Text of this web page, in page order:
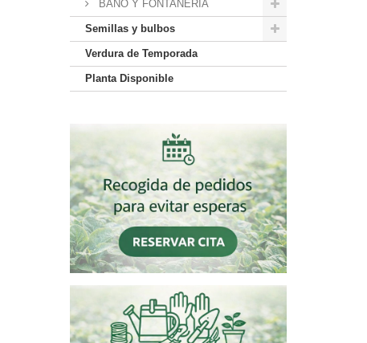
BAÑO Y FONTANERIA
Semillas y bulbos
Verdura de Temporada
Planta Disponible